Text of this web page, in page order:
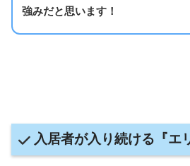
強みだと思います！
入居者が入り続ける『エ